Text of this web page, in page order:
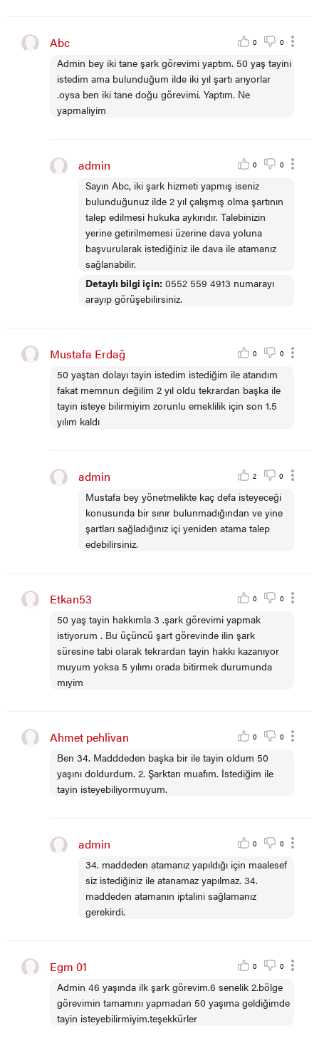
Abc 0 0
Admin bey iki tane şark görevimi yaptım. 50 yaş tayini
istedim ama bulunduğum ilde iki yıl şartı arıyorlar
.oysa ben iki tane doğu görevimi. Yaptım. Ne
yapmaliyim
admin 0 0
Sayın Abc, iki şark hizmeti yapmış iseniz
bulunduğunuz ilde 2 yıl çalışmış olma şartının
talep edilmesi hukuka aykırıdır. Talebinizin
yerine getirilmemesi üzerine dava yoluna
başvurularak istediğiniz ile dava ile atamanız
sağlanabilir.
Detaylı bilgi için: 0552 559 4913 numarayı
arayıp görüşebilirsiniz.
Mustafa Erdağ 0 0
50 yaştan dolayı tayin istedim istediğim ile atandım
fakat memnun değilim 2 yıl oldu tekrardan başka ile
tayin isteye bilirmiyim zorunlu emeklilik için son 1.5
yılım kaldı
admin 2 0
Mustafa bey yönetmelikte kaç defa isteyeceği
konusunda bir sınır bulunmadığından ve yine
şartları sağladığınız içi yeniden atama talep
edebilirsiniz.
Etkan53 0 0
50 yaş tayin hakkımla 3 .şark görevimi yapmak
istiyorum . Bu üçüncü şart görevinde ilin şark
süresine tabi olarak tekrardan tayin hakkı kazanıyor
muyum yoksa 5 yılımı orada bitirmek durumunda
mıyim
Ahmet pehlivan 0 0
Ben 34. Madddeden başka bir ile tayin oldum 50
yaşını doldurdum. 2. Şarktan muafım. İstediğim ile
tayin isteyebiliyormuyum.
admin 0 0
34. maddeden atamanız yapıldığı için maalesef
siz istediğiniz ile atanamaz yapılmaz. 34.
maddeden atamanın iptalini sağlamanız
gerekirdi.
Egm 01 0 0
Admin 46 yaşında ilk şark görevim.6 senelik 2.bölge
görevimin tamamını yapmadan 50 yaşıma geldiğimde
tayin isteyebilirmiyim.teşekkürler